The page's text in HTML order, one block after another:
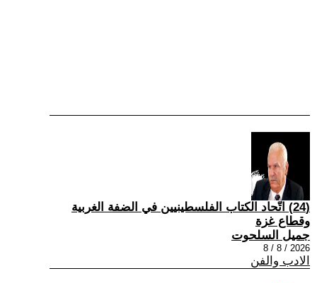
(24) اتّحاد الكتاب الفلسطينيين في الضفة الغربية
وقطاع غزة
جميل السلحوت
2026 / 8 / 8
الادب والفن